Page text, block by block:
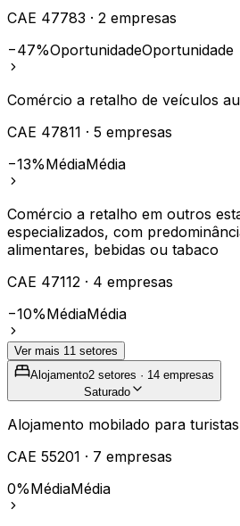
CAE 47783 · 2 empresas
−47%OportunidadeOportunidade
Comércio a retalho de veículos
CAE 47811 · 5 empresas
−13%MédiaMédia
Comércio a retalho em outros
especializados, com
alimentares, bebidas ou tabaco
CAE 47112 · 4 empresas
−10%MédiaMédia
Ver mais 11 setores
Alojamento2 setores · 14 empresas
Saturado
Alojamento mobilado para turistas
CAE 55201 · 7 empresas
0%MédiaMédia